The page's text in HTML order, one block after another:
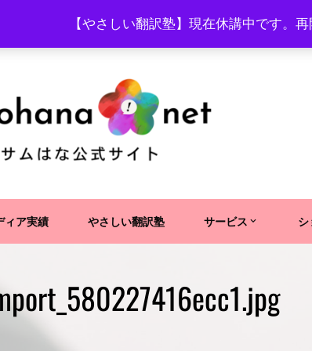
【やさしい翻訳塾】現在休講中です。
ィア実績 やさしい翻訳塾 サービス